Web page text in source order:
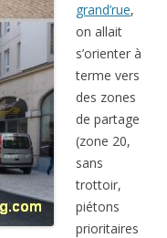
grand’rue,
on allait
s’orienter à
terme vers
des zones
de partage
(zone 20,
sans
trottoir,
piétons
prioritaires